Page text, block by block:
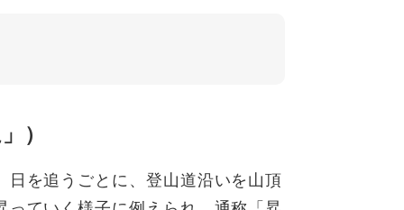
）
を追うごとに、登山道沿いを山頂